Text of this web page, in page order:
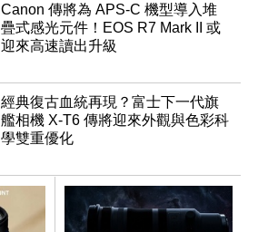
Canon 傳將為 APS-C 機型導入堆
疊式感光元件！EOS R7 Mark II 或
迎來高速讀出升級
經典復古血統再現？富士下一代旗
艦相機 X-T6 傳將迎來外觀與色彩科
學雙重優化